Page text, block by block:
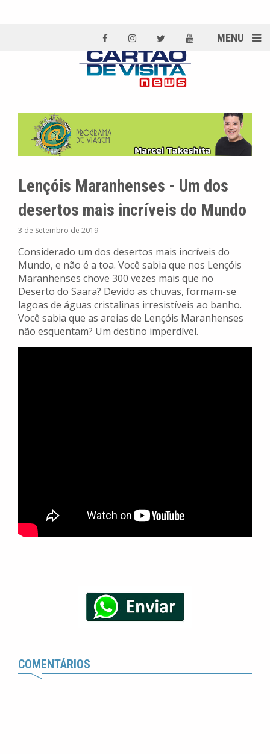
MENU
Lençóis Maranhenses - Um dos
desertos mais incríveis do Mundo
3 de Setembro de 2019
Considerado um dos desertos mais incríveis do
Mundo, e não é a toa. Você sabia que nos Lençóis
Maranhenses chove 300 vezes mais que no
Deserto do Saara? Devido as chuvas, formam-se
lagoas de águas cristalinas irresistíveis ao banho.
Você sabia que as areias de Lençóis Maranhenses
não esquentam? Um destino imperdível.
COMENTÁRIOS